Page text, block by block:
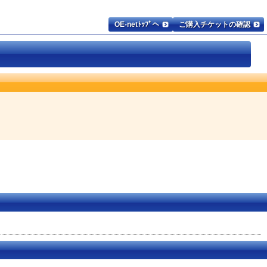
ご購入チケットの確認
OE-netﾄｯﾌﾟへ